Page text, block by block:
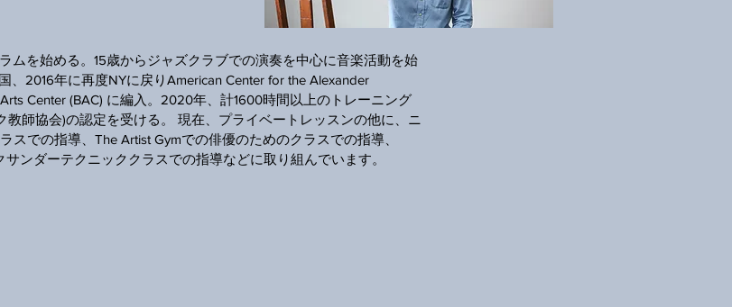
ムを始める。15歳からジャズクラブでの演奏を中心に音楽活動を始
2016年に再度NYに戻りAmerican Center for the Alexander
Center (BAC) に編入。2020年、計1600時間以上のトレーニング
師協会)の認定を受ける。 現在、プライベートレッスンの他に、ニ
スでの指導、The Artist Gymでの俳優のためのクラスでの指導、
ンダーテクニッククラスでの指導などに取り組んでいます。